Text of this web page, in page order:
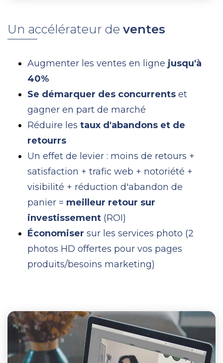
Un accélérateur de ventes
Augmenter les ventes en ligne jusqu'à
40%
Se démarquer des concurrents et
gagner en part de marché
Réduire les taux d'abandons et de
retourrs
Un effet de levier : moins de retours +
satisfaction + trafic web + notoriété +
visibilité + réduction d'abandon de
panier = meilleur retour sur
investissement (ROI)
Économiser sur les services photo (2
photos HD offertes pour vos pages
produits/besoins marketing)